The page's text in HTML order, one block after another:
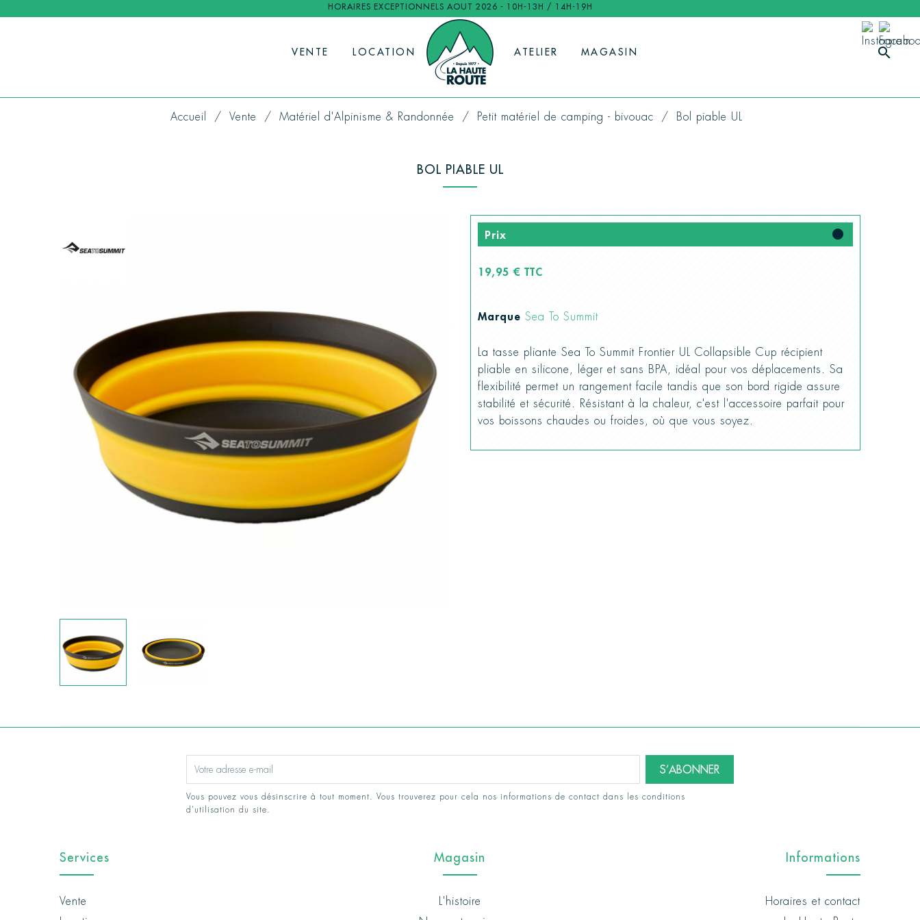
HORAIRES EXCEPTIONNELS AOUT 2026 - 10H-13H / 14H-19H
search
VENTE LOCATION ATELIER MAGASIN
Accueil Vente Matériel d'Alpinisme & Randonnée Petit matériel de camping - bivouac Bol piable UL
BOL PIABLE UL
Prix fiber_manual_record
19,95 € TTC
Marque Sea To Summit
La tasse pliante Sea To Summit Frontier UL Collapsible Cup récipient
pliable en silicone, léger et sans BPA, idéal pour vos déplacements. Sa
flexibilité permet un rangement facile tandis que son bord rigide assure
stabilité et sécurité. Résistant à la chaleur, c'est l'accessoire parfait pour
vos boissons chaudes ou froides, où que vous soyez.
Vous pouvez vous désinscrire à tout moment. Vous trouverez pour cela nos informations de contact dans les conditions
d'utilisation du site.
Services
Vente
Magasin
L'histoire
Informations
Horaires et contact